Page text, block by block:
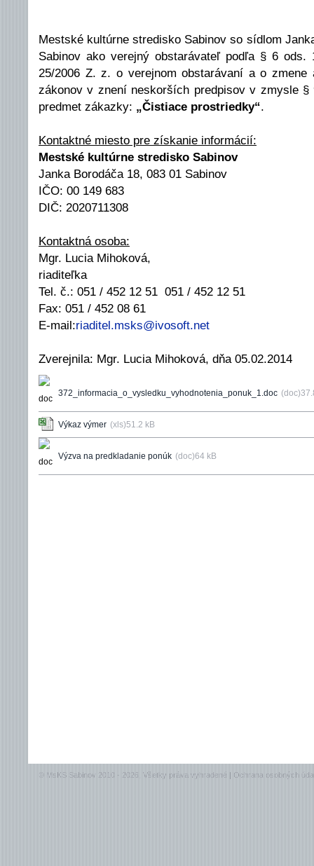
Mestské kultúrne stredisko Sabinov so sídlom
Sabinov ako verejný obstarávateľ podľa § 6
25/2006 Z. z. o verejnom obstarávaní a o zmene
zákonov v znení neskorších predpisov v zmysle §
predmet zákazky: „Čistiace prostriedky“.
Kontaktné miesto pre získanie informácií:
Mestské kultúrne stredisko Sabinov
Janka Borodáča 18, 083 01 Sabinov
IČO: 00 149 683
DIČ: 2020711308
Kontaktná osoba:
Mgr. Lucia Mihoková,
riaditeľka
Tel. č.: 051 / 452 12 51 051 / 452 12 51
Fax: 051 / 452 08 61
E-mail:riaditel.msks@ivosoft.net
Zverejnila: Mgr. Lucia Mihoková, dňa 05.02.2014
372_informacia_o_vysledku_vyhodnotenia_ponuk_1.doc
Výkaz výmer (xls)51.2 kB
Výzva na predkladanie ponúk (doc)64 kB
© MsKS Sabinov 2010 - 2026, Všetky práva vyhradené | Ochrana osobných